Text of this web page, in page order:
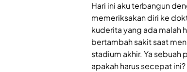
Hari ini aku terbangun
memeriksakan diri ke
kuderita yang ada malah
bertambah sakit saat
stadium akhir. Ya sebuah
apakah harus secepat